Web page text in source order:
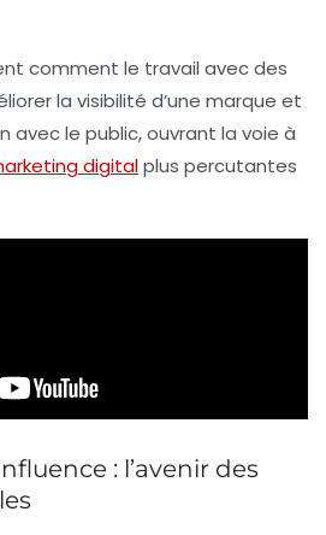
comment le travail avec des
la visibilité d’une marque et
avec le public, ouvrant la voie à
digitalplus percutantes
: l’avenir des